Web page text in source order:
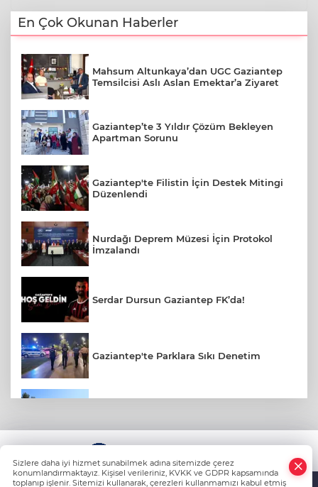
En Çok Okunan Haberler
Mahsum Altunkaya’dan UGC Gaziantep
Temsilcisi Aslı Aslan Emektar’a Ziyaret
Gaziantep’te 3 Yıldır Çözüm Bekleyen
Apartman Sorunu
Gaziantep'te Filistin İçin Destek Mitingi
Düzenlendi
Nurdağı Deprem Müzesi İçin Protokol
İmzalandı
Serdar Dursun Gaziantep FK’da!
Gaziantep'te Parklara Sıkı Denetim
Amerikalı Gelin Gaziantep'te Türk
Gelenekleriyle Dünyaevine Girdi
Sizlere daha iyi hizmet sunabilmek adına sitemizde çerez
konumlandırmaktayız. Kişisel verileriniz, KVKK ve GDPR kapsamında
toplanıp işlenir. Sitemizi kullanarak, çerezleri kullanmamızı kabul etmiş